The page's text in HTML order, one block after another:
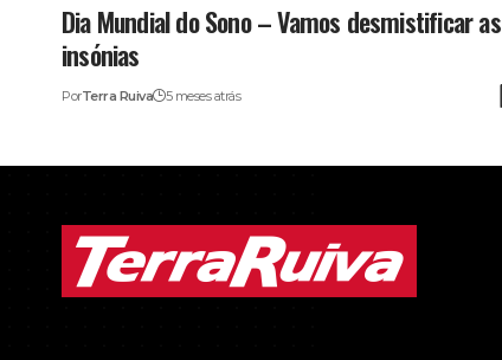
Dia Mundial do Sono – Vamos desmistificar as
insónias
PorTerra Ruiva 5 meses atrás